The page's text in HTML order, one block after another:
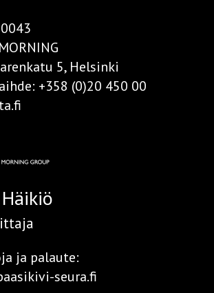
5, Helsinki
+358 (0)20 450 00
ja palaute:
seura.fi